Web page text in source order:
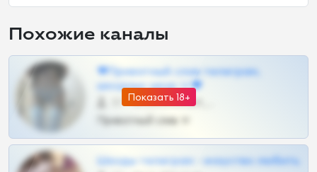
Похожие каналы
Показать 18+
❤Приватный слив телеграм,
шкодных шкур тг❤
57 •
Приватный слив тг
Шкоды телеграм - искуство любить